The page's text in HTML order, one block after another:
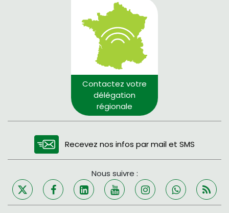
Contactez votre
délégation
régionale
Recevez nos infos par mail et SMS
Nous suivre :